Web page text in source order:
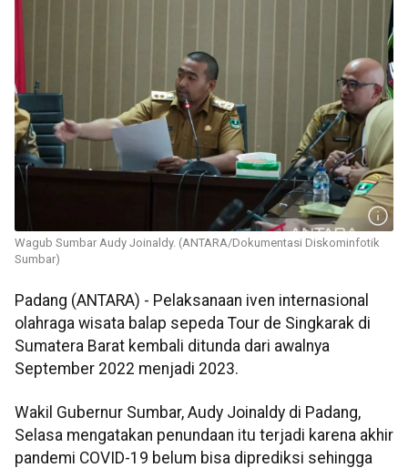
Wagub Sumbar Audy Joinaldy. (ANTARA/Dokumentasi Diskominfotik
Sumbar)
Padang (ANTARA) - Pelaksanaan iven internasional
olahraga wisata balap sepeda Tour de Singkarak di
Sumatera Barat kembali ditunda dari awalnya
September 2022 menjadi 2023.
Wakil Gubernur Sumbar, Audy Joinaldy di Padang,
Selasa mengatakan penundaan itu terjadi karena akhir
pandemi COVID-19 belum bisa diprediksi sehingga